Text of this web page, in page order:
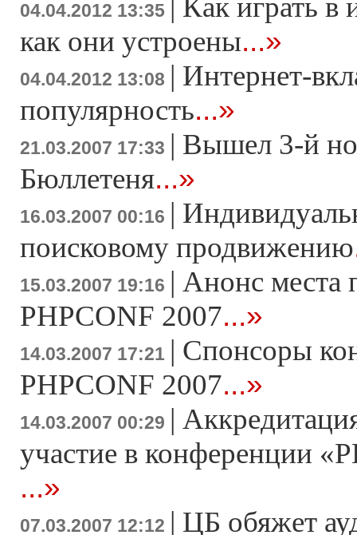
04.04.2012 13:35
Как играть в
как они устроены...»
04.04.2012 13:08 | Интернет-
популярность...»
21.03.2007 17:33 | Вышел 3-й
Бюллетеня...»
16.03.2007 00:16 |
поисковому продвижению
15.03.2007 19:16 | Анонс места
PHPCONF 2007...»
14.03.2007 17:21 | Спонсоры
PHPCONF 2007...»
14.03.2007 00:29 |
участие в конференции
...»
07.03.2007 12:12 | ЦБ обяжет